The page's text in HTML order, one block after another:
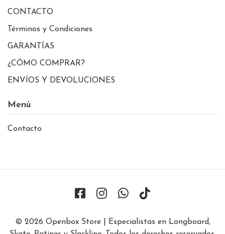
CONTACTO
Términos y Condiciones
GARANTÍAS
¿CÓMO COMPRAR?
ENVÍOS Y DEVOLUCIONES
Menú
Contacto
© 2026 Openbox Store | Especialistas en Longboard,